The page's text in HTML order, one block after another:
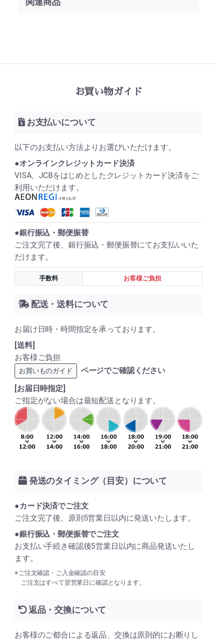
お買い物ガイド
お支払いについて
以下のお支払い方法よりお選びいただけます。
●オンラインクレジットカード決済
VISA、JCBをはじめとしたクレジットカード決済をご
利用いただけます。
●銀行振込・郵便振替
ご注文完了後、銀行振込・郵便振替にてお支払いいた
だけます。
手数料 お客様ご負担
配送・送料について
お届け日時・時間指定を承っております。
[送料]
お客様ご負担
お買いものガイド
ページでご確認ください
[お届日時指定]
ご指定がない場合は最短配送となります。
発送のタイミング（目安）について
●カード決済でご注文
ご注文完了後、原則5営業日以内に発送いたします。
●銀行振込・郵便振替でご注文
お支払い手続き確認後5営業日以内に商品発送いたし
ます。
※ご注文確認・ご入金確認の目安
ご注文はすべて翌営業日に確認となります。
返品・交換について
お客様のご都合による返品、交換は原則的にお断りし